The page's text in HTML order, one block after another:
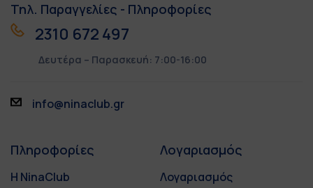
Τηλ. Παραγγελίες - Πληροφορίες
2310 672 497
Δευτέρα – Παρασκευή: 7:00-16:00
info@ninaclub.gr
Πληροφορίες
Η NinaClub
Λογαριασμός
Λογαριασμός